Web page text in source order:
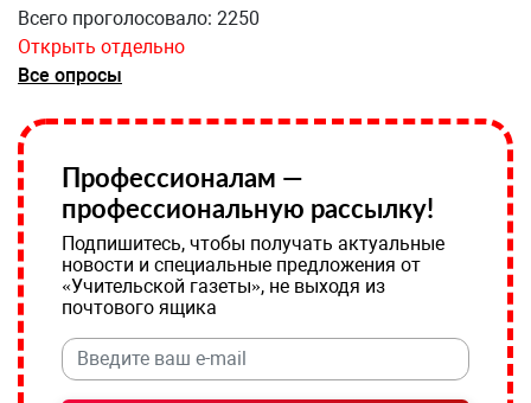
Всего проголосовало: 2250
Открыть отдельно
Все опросы
Профессионалам —
профессиональную рассылку!
Подпишитесь, чтобы получать актуальные
новости и специальные предложения от
«Учительской газеты», не выходя из
почтового ящика